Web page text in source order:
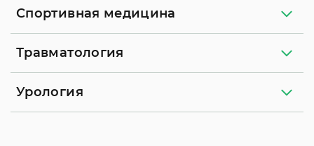
Спортивная медицина
Травматология
Урология